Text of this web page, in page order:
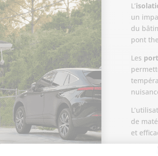
L’
un
du
pont
Les
de
et